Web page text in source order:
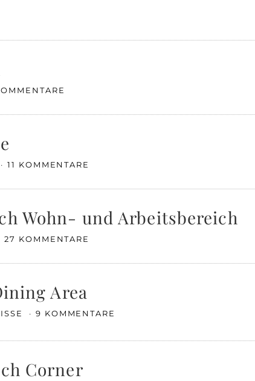
11 KOMMENTARE
Wohn- und Arbeitsbereich
27 KOMMENTARE
Area
9 KOMMENTARE
Corner